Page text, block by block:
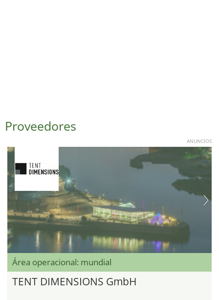
Proveedores
ANUNCIOS
Área operacional: mundial
TENT DIMENSIONS GmbH